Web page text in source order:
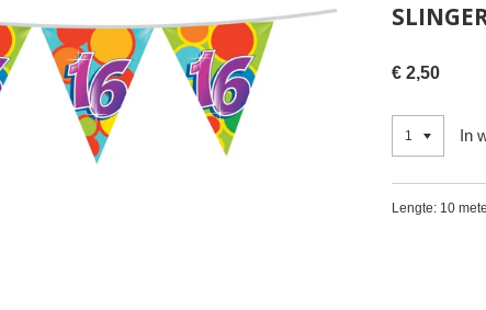
€ 2,50
In
Lengte: 10